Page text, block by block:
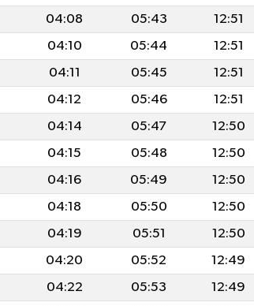
04:08 05:43 12:51
04:10 05:44 12:51
04:11 05:45 12:51
04:12 05:46 12:51
04:14 05:47 12:50
04:15 05:48 12:50
04:16 05:49 12:50
04:18 05:50 12:50
04:19 05:51 12:50
04:20 05:52 12:49
04:22 05:53 12:49